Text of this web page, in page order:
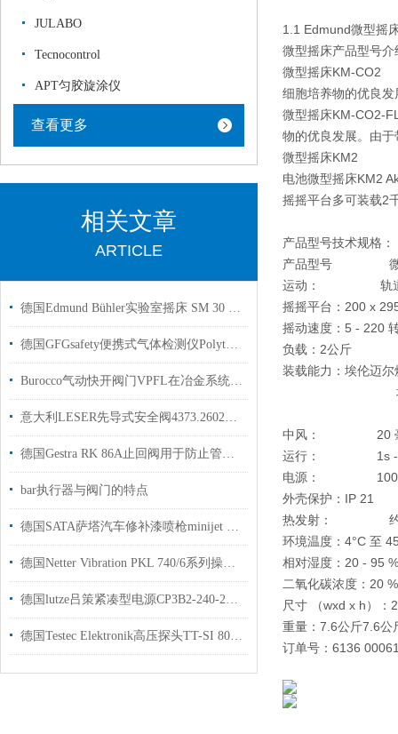
JULABO
Tecnocontrol
APT匀胶旋涂仪
查看更多
相关文章
ARTICLE
德国Edmund Bühler实验室摇床 SM 30 C 控制器卷烟主流烟气实验萃取样品
德国GFGsafety便携式气体检测仪Polytector III G999S带有专用组合传感器
Burocco气动快开阀门VPFL在冶金系统中的应用
意大利LESER先导式安全阀4373.2602用于化工行业使用现货
德国Gestra RK 86A止回阀用于防止管道内流体逆流
bar执行器与阀门的特点
德国SATA萨塔汽车修补漆喷枪minijet 4400紧凑型国内现货
德国Netter Vibration PKL 740/6系列操作使用说明书原厂指定供货商
德国lutze吕策紧凑型电源CP3B2-240-24现货
德国Testec Elektronik高压探头TT-SI 8052工厂现货
1.1 Edmund微型摇
微型摇床产品型号介
微型摇床KM-CO2
细胞培养物的优良发
微型摇床KM-CO2-
物的优良发展。由
微型摇床KM2 特
电池微型摇床KM2
摇摇平台多可装载2
产品型号技术规格：
产品型号 微型
运动：
轨道
摇摇平台： 200 x
摇动速度： 5 - 220
负载： 2公斤
装载能力： 埃伦迈
埃伦迈尔烧瓶
中风：
20 毫
运行：
1s -
电源：
100 -
外壳保护： IP 21
热发射：
约 0.5
环境温度： 4°C 至
相对湿度： 20 - 95 %
二氧化碳浓度： 20 %
尺寸 （wxd x h）：
重量： 7.6公斤7.6公
订单号： 6136 000